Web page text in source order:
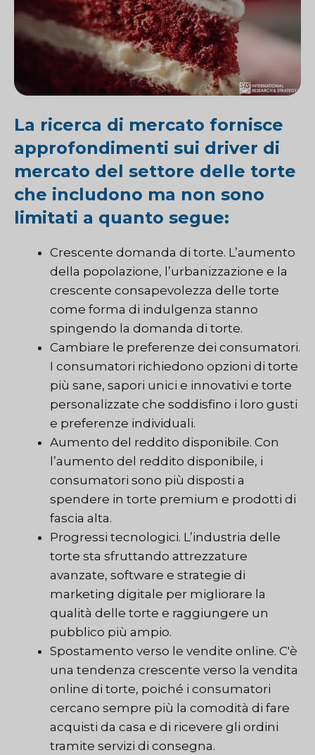
La ricerca di mercato fornisce
approfondimenti sui driver di
mercato del settore delle torte
che includono ma non sono
limitati a quanto segue:
Crescente domanda di torte. L’aumento
della popolazione, l’urbanizzazione e la
crescente consapevolezza delle torte
come forma di indulgenza stanno
spingendo la domanda di torte.
Cambiare le preferenze dei consumatori.
I consumatori richiedono opzioni di torte
più sane, sapori unici e innovativi e torte
personalizzate che soddisfino i loro gusti
e preferenze individuali.
Aumento del reddito disponibile. Con
l’aumento del reddito disponibile, i
consumatori sono più disposti a
spendere in torte premium e prodotti di
fascia alta.
Progressi tecnologici. L’industria delle
torte sta sfruttando attrezzature
avanzate, software e strategie di
marketing digitale per migliorare la
qualità delle torte e raggiungere un
pubblico più ampio.
Spostamento verso le vendite online. C'è
una tendenza crescente verso la vendita
online di torte, poiché i consumatori
cercano sempre più la comodità di fare
acquisti da casa e di ricevere gli ordini
tramite servizi di consegna.